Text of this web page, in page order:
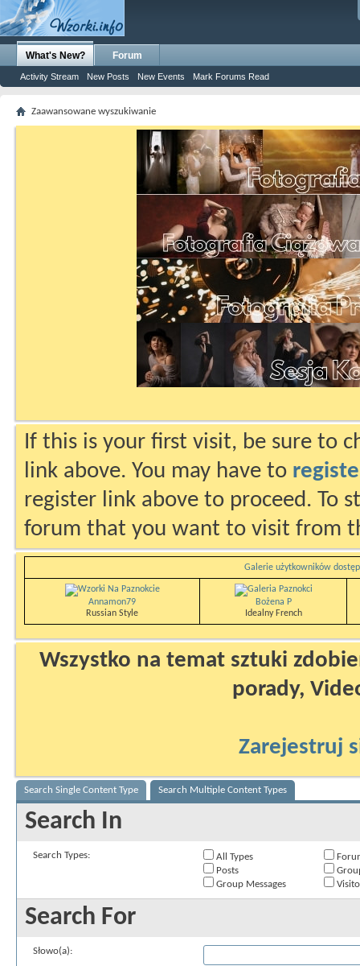
What's New?
Activity Stream New Posts New Events Mark Forums Read
Forum
Zaawansowane wyszukiwanie
If this is your first visit, be sure to
link above. You may have to
register link above to proceed. To
forum that you want to visit from
Galerie użytkowników
Annamon79
Russian Style
Bożena P
Idealny French
Wszystko na temat sztuki
porady,
Zarejestruj
Search Single Content Type Search Multiple Content Types
Search In
Search Types: All Types
Posts
Group Messages
Search For
Słowo(a):